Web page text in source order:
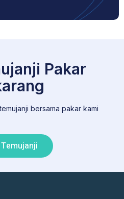
Pakar
bersama pakar kami